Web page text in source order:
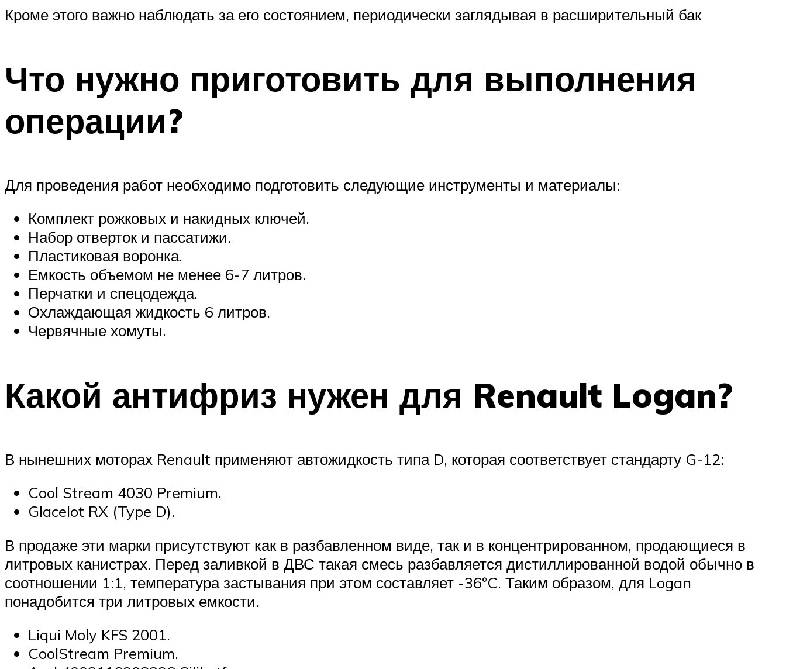
Кроме этого важно наблюдать за его состоянием, периодически заглядывая в расширительный бак
Что нужно приготовить для выполнения
операции?
Для проведения работ необходимо подготовить следующие инструменты и материалы:
Комплект рожковых и накидных ключей.
Набор отверток и пассатижи.
Пластиковая воронка.
Емкость объемом не менее 6-7 литров.
Перчатки и спецодежда.
Охлаждающая жидкость 6 литров.
Червячные хомуты.
Какой антифриз нужен для Renault Logan?
В нынешних моторах Renault применяют автожидкость типа D, которая соответствует стандарту G-12:
Cool Stream 4030 Premium.
Glacelot RX (Type D).
В продаже эти марки присутствуют как в разбавленном виде, так и в концентрированном, продающиеся в
литровых канистрах. Перед заливкой в ДВС такая смесь разбавляется дистиллированной водой обычно в
соотношении 1:1, температура застывания при этом составляет -36°C. Таким образом, для Logan
понадобится три литровых емкости.
Liqui Moly KFS 2001.
CoolStream Premium.